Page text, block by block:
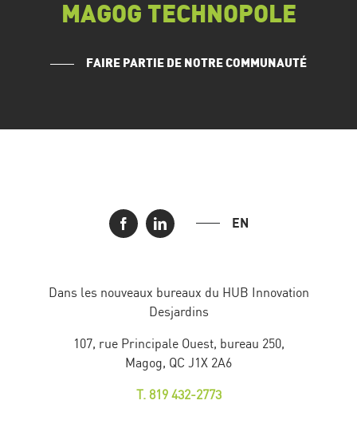
MAGOG TECHNOPOLE
FAIRE PARTIE DE NOTRE COMMUNAUTÉ
EN
Dans les nouveaux bureaux du HUB Innovation
Desjardins
107, rue Principale Ouest, bureau 250,
Magog, QC J1X 2A6
T. 819 432-2773